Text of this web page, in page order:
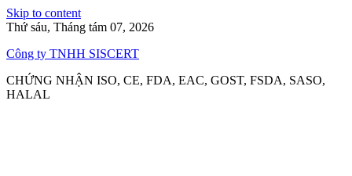
Skip to content
Thứ sáu, Tháng tám 07, 2026
Công ty TNHH SISCERT
CHỨNG NHẬN ISO, CE, FDA, EAC, GOST, FSDA, SASO,
HALAL